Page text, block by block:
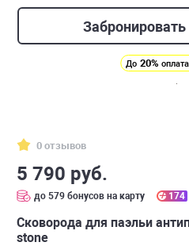
Забронировать
До 20%
0 отзывов
5 790 руб.
до 579 бонусов на карту 174
Сковорода для паэльи
stone